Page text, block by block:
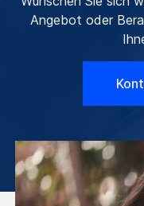
Angebot oder